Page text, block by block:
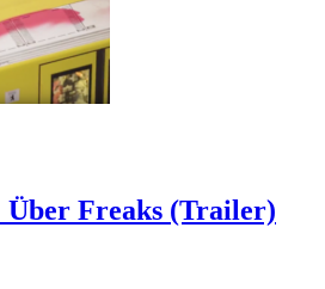
Freaks (Trailer)